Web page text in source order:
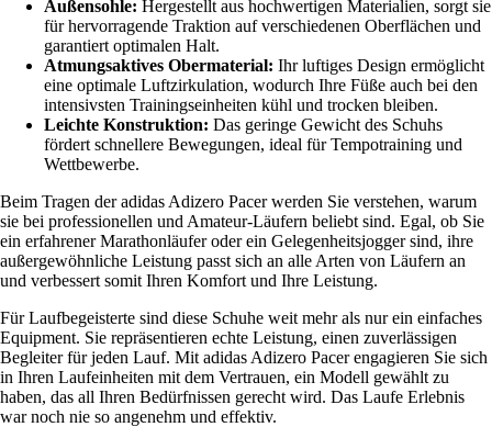
Außensohle: Hergestellt aus hochwertigen Materialien, sorgt sie
für hervorragende Traktion auf verschiedenen Oberflächen und
garantiert optimalen Halt.
Atmungsaktives Obermaterial: Ihr luftiges Design ermöglicht
eine optimale Luftzirkulation, wodurch Ihre Füße auch bei den
intensivsten Trainingseinheiten kühl und trocken bleiben.
Leichte Konstruktion: Das geringe Gewicht des Schuhs
fördert schnellere Bewegungen, ideal für Tempotraining und
Wettbewerbe.
Beim Tragen der adidas Adizero Pacer werden Sie verstehen, warum
sie bei professionellen und Amateur-Läufern beliebt sind. Egal, ob Sie
ein erfahrener Marathonläufer oder ein Gelegenheitsjogger sind, ihre
außergewöhnliche Leistung passt sich an alle Arten von Läufern an
und verbessert somit Ihren Komfort und Ihre Leistung.
Für Laufbegeisterte sind diese Schuhe weit mehr als nur ein einfaches
Equipment. Sie repräsentieren echte Leistung, einen zuverlässigen
Begleiter für jeden Lauf. Mit adidas Adizero Pacer engagieren Sie sich
in Ihren Laufeinheiten mit dem Vertrauen, ein Modell gewählt zu
haben, das all Ihren Bedürfnissen gerecht wird. Das Laufe Erlebnis
war noch nie so angenehm und effektiv.